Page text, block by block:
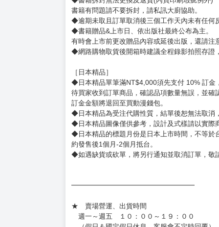
【下標前，請詳閱以下事項，完全同意才請下標
［一般商品］
◆有任何問題請聯繫客服。
用評價溝通者，日後將不再提供購書服務，請另
◆不同月份商品可一起結帳，等訂單內所有商品
◆預購商品皆無現貨，商品圖為示意圖，請以實
◆商品如有缺件、瑕疵，請務必取貨3日內留言
◆書籍拆封無法更換及退貨(內頁印刷瑕疵例外)
書籍有問題請不要拆封，請私訊大廚協助。
◆逾期未取且訂單取消後三個工作天內未有任何
◆書籍贈品&上市日、依出版社最終公布為主。
有時會上市前更改贈品內容或延後出版，還請注
◆網路購物取貨後開箱時建議全程錄影拍照存證
訂金金額將退回至買動漫錢包。
◆日本精品為受注代購性質，結單後恕無法取消
◆日本精品圖像僅供參考，設計及式樣請以實際